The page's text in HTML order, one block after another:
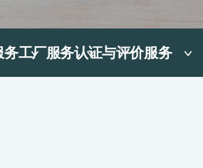
务工厂服务认证与评价服务